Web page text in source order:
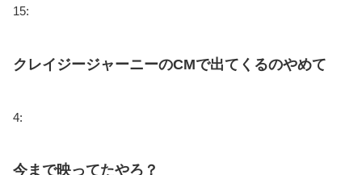
15:
クレイジージャーニーのCMで出てくるのやめて
4:
今まで映ってたやろ？